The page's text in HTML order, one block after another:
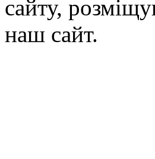
сайту,
наш сайт.